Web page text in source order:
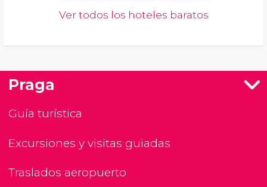
Ver todos los hoteles baratos
Praga
Guía turística
Excursiones y visitas guiadas
Traslados aeropuerto